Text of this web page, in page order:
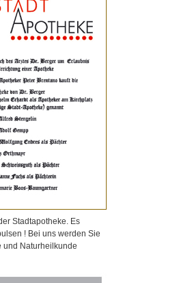
Stadtapotheke. Es
! Bei uns werden Sie
und Naturheilkunde